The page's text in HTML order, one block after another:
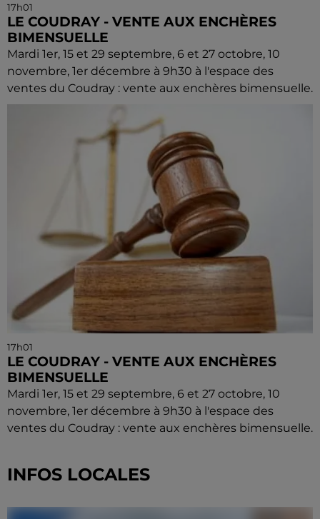
17h01
LE COUDRAY - VENTE AUX ENCHÈRES
BIMENSUELLE
Mardi 1er, 15 et 29 septembre, 6 et 27 octobre, 10
novembre, 1er décembre à 9h30 à l'espace des
ventes du Coudray : vente aux enchères bimensuelle.
17h01
LE COUDRAY - VENTE AUX ENCHÈRES
BIMENSUELLE
Mardi 1er, 15 et 29 septembre, 6 et 27 octobre, 10
novembre, 1er décembre à 9h30 à l'espace des
ventes du Coudray : vente aux enchères bimensuelle.
INFOS LOCALES